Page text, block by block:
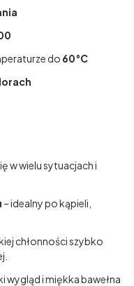
do 60°C
w wielu sytuacjach i
– idealny po kąpieli,
chłonności szybko
wygląd i miękka bawełna